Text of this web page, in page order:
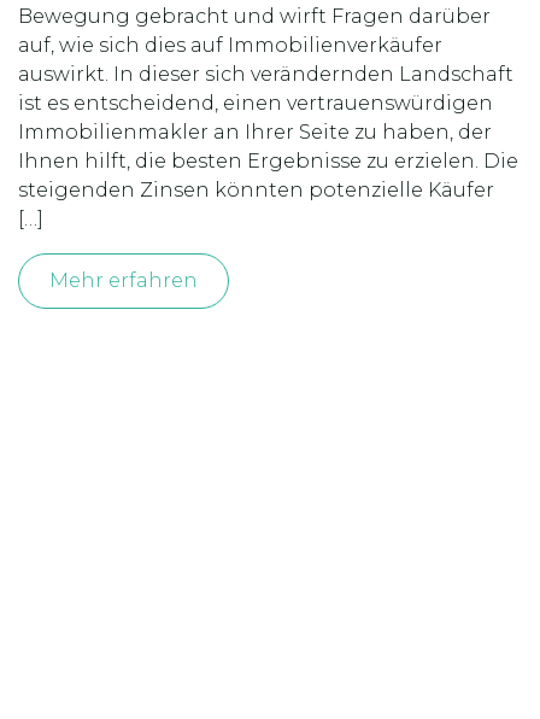
Bewegung gebracht und wirft Fragen darüber
auf, wie sich dies auf Immobilienverkäufer
auswirkt. In dieser sich verändernden Landschaft
ist es entscheidend, einen vertrauenswürdigen
Immobilienmakler an Ihrer Seite zu haben, der
Ihnen hilft, die besten Ergebnisse zu erzielen. Die
steigenden Zinsen könnten potenzielle Käufer
[…]
Mehr erfahren